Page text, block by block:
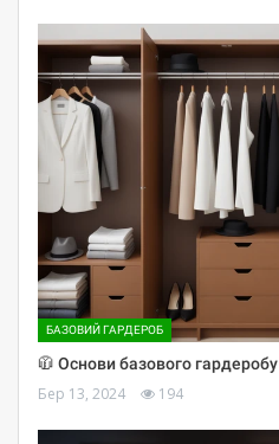
БАЗОВИЙ ГАРДЕРОБ
🧥 Основи базового гардеробу
Бер 13, 2024 194